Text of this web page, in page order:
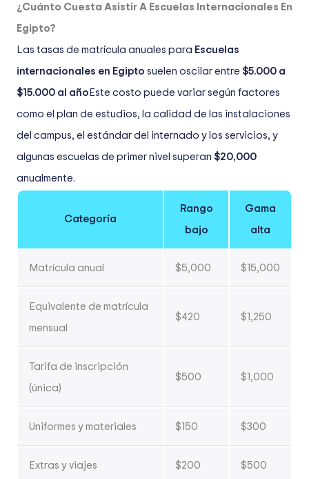
¿Cuánto Cuesta Asistir A Escuelas Internacionales En
Egipto?
Las tasas de matrícula anuales para Escuelas
internacionales en Egipto suelen oscilar entre $5.000 a
$15.000 al año Este costo puede variar según factores
como el plan de estudios, la calidad de las instalaciones
del campus, el estándar del internado y los servicios, y
algunas escuelas de primer nivel superan $20,000
anualmente.
Categoría
Rango
bajo
Gama
alta
Matrícula anual $5,000 $15,000
Equivalente de matrícula
mensual
$420 $1,250
Tarifa de inscripción
(única)
$500 $1,000
Uniformes y materiales $150 $300
Extras y viajes $200 $500